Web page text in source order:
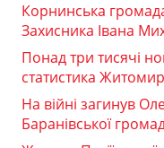
Корнинська
Захисника Івана
Понад три тисячі
статистика
На війні загинув
Баранівської